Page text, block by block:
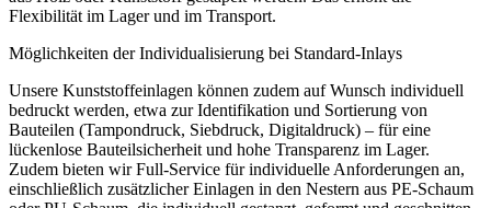
Flexibilität im Lager und im Transport.
Möglichkeiten der Individualisierung bei Standard-Inlays
Unsere Kunststoffeinlagen können zudem auf Wunsch individuell
bedruckt werden, etwa zur Identifikation und Sortierung von
Bauteilen (Tampondruck, Siebdruck, Digitaldruck) – für eine
lückenlose Bauteilsicherheit und hohe Transparenz im Lager.
Zudem bieten wir Full-Service für individuelle Anforderungen an,
einschließlich zusätzlicher Einlagen in den Nestern aus PE-Schaum